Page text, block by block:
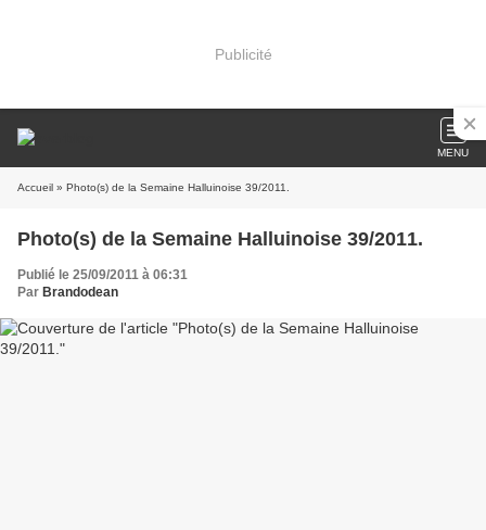
Publicité
MENU
Accueil » Photo(s) de la Semaine Halluinoise 39/2011.
Photo(s) de la Semaine Halluinoise 39/2011.
Publié le 25/09/2011 à 06:31
Par Brandodean